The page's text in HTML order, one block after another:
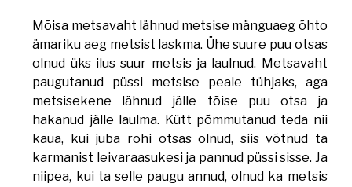
Mõisa metsavaht lähnud metsise mänguaeg õhto
ämariku aeg metsist laskma. Ühe suure puu otsas
olnud üks ilus suur metsis ja laulnud. Metsavaht
paugutanud püssi metsise peale tühjaks, aga
metsisekene lähnud jälle tõise puu otsa ja
hakanud jälle laulma. Kütt põmmutanud teda nii
kaua, kui juba rohi otsas olnud, siis võtnud ta
karmanist leivaraasukesi ja pannud püssi sisse. Ja
niipea, kui ta selle paugu annud, olnud ka metsis